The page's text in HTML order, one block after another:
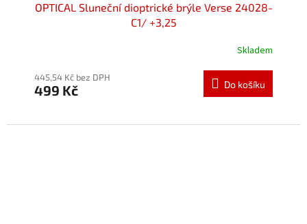
OPTICAL Sluneční dioptrické brýle Verse 24028-
C1/ +3,25
Skladem
445,54 Kč bez DPH
499 Kč Do košíku